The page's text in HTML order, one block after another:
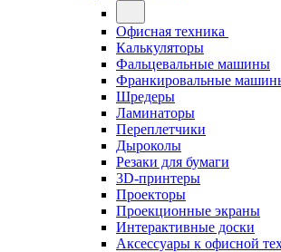
Офисная техника
Калькуляторы
Фальцевальные машины
Франкировальные
Шредеры
Ламинаторы
Переплетчики
Дыроколы
Резаки для бумаги
3D-принтеры
Проекторы
Проекционные экраны
Интерактивные доски
Аксессуары к офисной